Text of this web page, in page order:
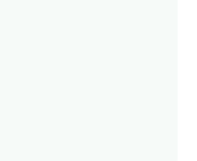
en de
vervelen!